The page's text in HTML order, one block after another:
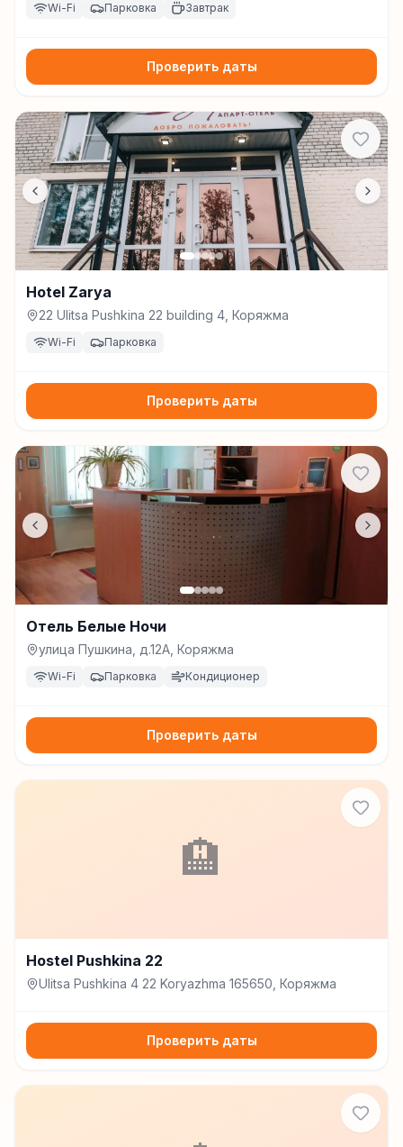
Wi-Fi Парковка Завтрак
Проверить даты
Hotel Zarya
22 Ulitsa Pushkina 22 building 4, Коряжма
Wi-Fi Парковка
Проверить даты
Отель Белые Ночи
улица Пушкина, д.12А, Коряжма
Wi-Fi Парковка Кондиционер
Проверить даты
🏨
Hostel Pushkina 22
Ulitsa Pushkina 4 22 Koryazhma 165650, Коряжма
Проверить даты